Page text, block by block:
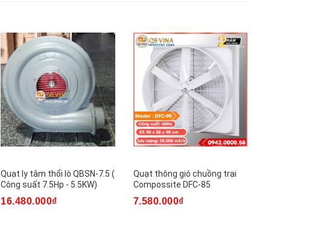
Quạt ly tâm thổi lò QBSN-7.5 (
Công suất 7.5Hp - 5.5KW)
16.480.000₫
Quạt thông gió chuồng trại
Compossite DFC-85
7.580.000₫